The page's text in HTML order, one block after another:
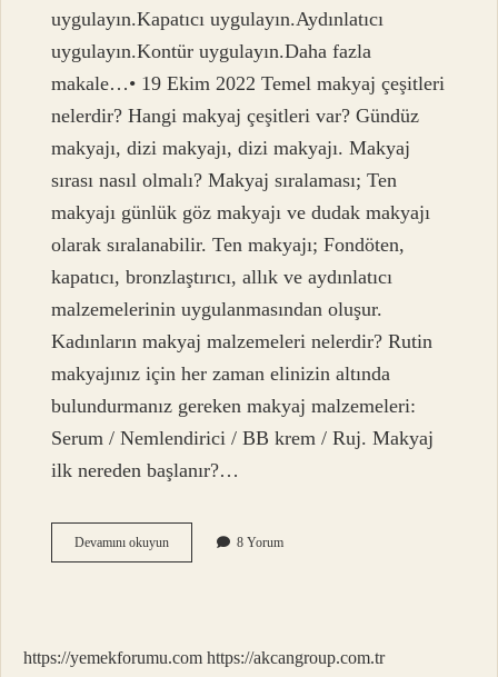
uygulayın.Kapatıcı uygulayın.Aydınlatıcı
uygulayın.Kontür uygulayın.Daha fazla
makale…• 19 Ekim 2022 Temel makyaj çeşitleri
nelerdir? Hangi makyaj çeşitleri var? Gündüz
makyajı, dizi makyajı, dizi makyajı. Makyaj
sırası nasıl olmalı? Makyaj sıralaması; Ten
makyajı günlük göz makyajı ve dudak makyajı
olarak sıralanabilir. Ten makyajı; Fondöten,
kapatıcı, bronzlaştırıcı, allık ve aydınlatıcı
malzemelerinin uygulanmasından oluşur.
Kadınların makyaj malzemeleri nelerdir? Rutin
makyajınız için her zaman elinizin altında
bulundurmanız gereken makyaj malzemeleri:
Serum / Nemlendirici / BB krem ​​/ Ruj. Makyaj
ilk nereden başlanır?…
Devamını okuyunTemel
Makyaj
8 Yorum
https://yemekforumu.com https://akcangroup.com.tr